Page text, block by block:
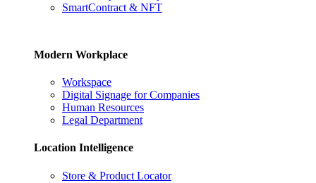
SmartContract & NFT
Modern Workplace
Workspace
Digital Signage for Companies
Human Resources
Legal Department
Location Intelligence
Store & Product Locator